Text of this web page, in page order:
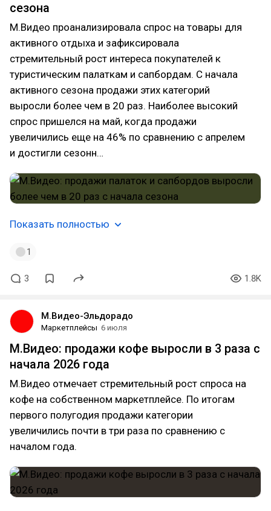
сезона
М.Видео проанализировала спрос на товары для
активного отдыха и зафиксировала
стремительный рост интереса покупателей к
туристическим палаткам и сапбордам. С начала
активного сезона продажи этих категорий
выросли более чем в 20 раз. Наиболее высокий
спрос пришелся на май, когда продажи
увеличились еще на 46% по сравнению с апрелем
и достигли сезонн…
Показать полностью
1
3 1.8K
М.Видео-Эльдорадо
Маркетплейсы 6 июля
М.Видео: продажи кофе выросли в 3 раза с
начала 2026 года
М.Видео отмечает стремительный рост спроса на
кофе на собственном маркетплейсе. По итогам
первого полугодия продажи категории
увеличились почти в три раза по сравнению с
началом года.